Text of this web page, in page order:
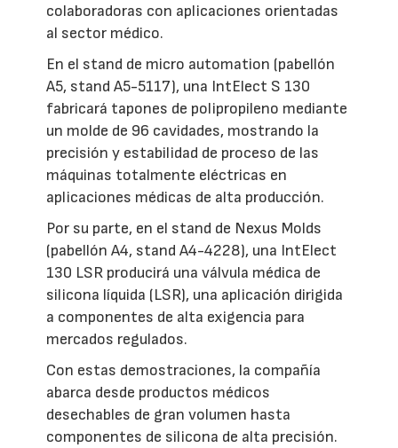
colaboradoras con aplicaciones orientadas
al sector médico.
En el stand de micro automation (pabellón
A5, stand A5-5117), una IntElect S 130
fabricará tapones de polipropileno mediante
un molde de 96 cavidades, mostrando la
precisión y estabilidad de proceso de las
máquinas totalmente eléctricas en
aplicaciones médicas de alta producción.
Por su parte, en el stand de Nexus Molds
(pabellón A4, stand A4-4228), una IntElect
130 LSR producirá una válvula médica de
silicona líquida (LSR), una aplicación dirigida
a componentes de alta exigencia para
mercados regulados.
Con estas demostraciones, la compañía
abarca desde productos médicos
desechables de gran volumen hasta
componentes de silicona de alta precisión.